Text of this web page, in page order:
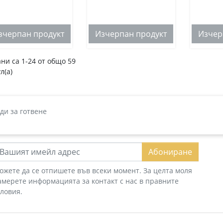
продукт Изчерпан продукт
са 1-24 от общо 59
за готвене
Абониране
да се отпишете във всеки момент. За целта моля
информацията за контакт с нас в правните